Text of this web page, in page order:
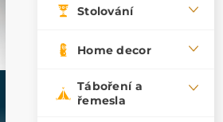
Stolování
Home decor
Táboření a
řemesla